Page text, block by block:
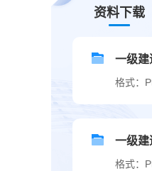
资料下载
一级建
格式：
一级建
格式：